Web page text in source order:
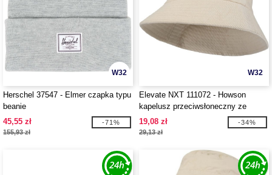
W32
Herschel 37547 - Elmer czapka typu
beanie
45,55 zł
155,93 zł
-71%
W32
Elevate NXT 111072 - Howson
kapelusz przeciwsłoneczny ze
sztruksu z recyklingu
19,08 zł
29,13 zł
-34%